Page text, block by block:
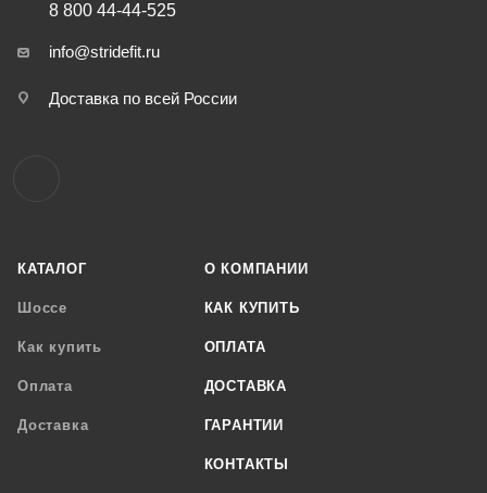
КАТАЛОГ
Шоссе
Как купить
Оплата
Доставка
О КОМПАНИИ
КАК КУПИТЬ
ОПЛАТА
ДОСТАВКА
ГАРАНТИИ
КОНТАКТЫ
8 800 44-44-525
info@stridefit.ru
Доставка по всей России